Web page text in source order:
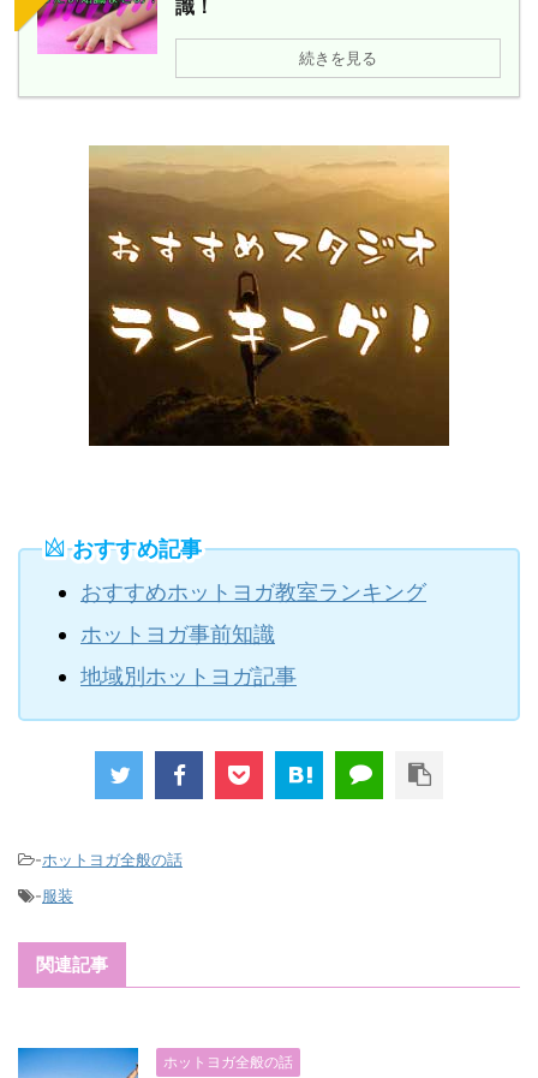
識！
続きを見る
おすすめ記事
おすすめホットヨガ教室ランキング
ホットヨガ事前知識
地域別ホットヨガ記事
-ホットヨガ全般の話
-服装
関連記事
ホットヨガ全般の話